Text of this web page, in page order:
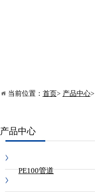
当前位置： 首页> 产品中心>
产品中心
PE100管道